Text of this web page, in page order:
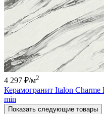
4 297 ₽/м2
Керамогранит Italon Charme
min
Показать следующие товары